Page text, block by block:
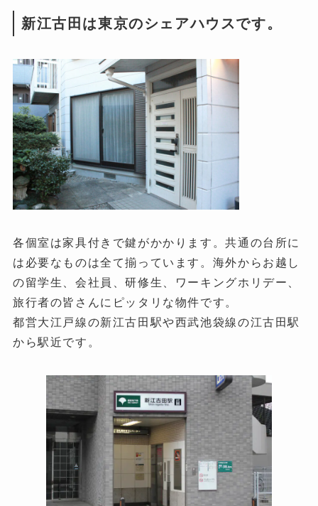
新江古田は東京のシェアハウスです。
各個室は家具付きで鍵がかかります。共通の台所に
は必要なものは全て揃っています。海外からお越し
の留学生、会社員、研修生、ワーキングホリデー、
旅行者の皆さんにピッタリな物件です。
都営大江戸線の新江古田駅や西武池袋線の江古田駅
から駅近です。